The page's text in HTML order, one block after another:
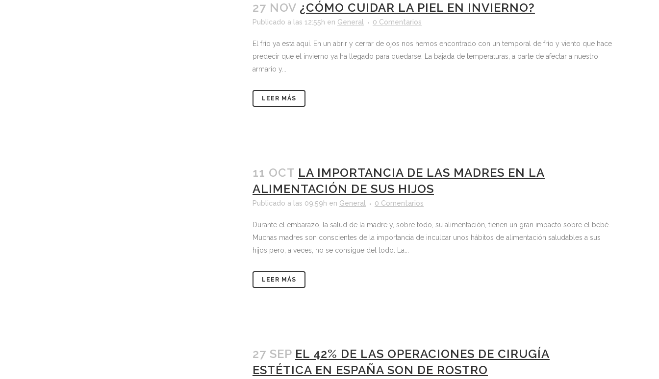
27 NOV ¿CÓMO CUIDAR LA PIEL EN INVIERNO?
Publicado a las 12:55h en General 0 Comentarios
El frío ya está aquí. En un abrir y cerrar de ojos nos hemos encontrado con un temporal de frío y viento que hace
predecir que el invierno ya ha llegado para quedarse. La bajada de temperaturas, a parte de afectar a nuestro
armario y...
LEER MÁS
11 OCT LA IMPORTANCIA DE LAS MADRES EN LA
ALIMENTACIÓN DE SUS HIJOS
Publicado a las 09:59h en General 0 Comentarios
Durante el embarazo, la salud de la madre y, sobre todo, su alimentación, tienen un gran impacto sobre el bebé.
Muchas madres son conscientes de la importancia de inculcar unos hábitos de alimentación saludables a sus
hijos pero, a veces, no se consigue del todo. La...
LEER MÁS
27 SEP EL 42% DE LAS OPERACIONES DE CIRUGÍA
ESTÉTICA EN ESPAÑA SON DE ROSTRO